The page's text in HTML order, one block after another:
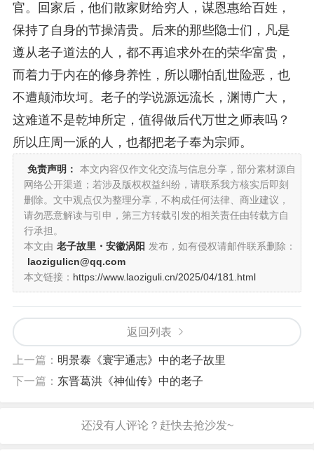
官。回家后，他们散家财给穷人，谋恩惠给百姓，
保持了自身的节操清贵。后来的那些隐士们，凡是
遵从老子道法的人，都不再追求外在的荣华富贵，
而着力于内在的修身养性，所以哪怕乱世险恶，也
不遭颠沛坎坷。老子的学说源远流长，渊博广大，
这难道不是乾坤所定，值得做后代万世之师表吗？
所以庄周一派的人，也都把老子奉为宗师。
免责声明：
本文内容仅作文化交流与信息分享，部分素材源自
网络公开渠道；若涉及版权权益纠纷，请联系我方核实后即刻
删除。文中观点仅为整理分享，不构成任何法律、商业建议，
请勿恶意解读与引申，第三方转载引发的相关责任由转载方自
行承担。
本文由 老子故里・安徽涡阳 发布，如有侵权请邮件联系删除：
laozigulicn@qq.com
本文链接： https://www.laoziguli.cn/2025/04/181.html
返回列表
上一篇： 明景泰《寰宇通志》中的老子故里
下一篇： 东晋葛洪《神仙传》中的老子